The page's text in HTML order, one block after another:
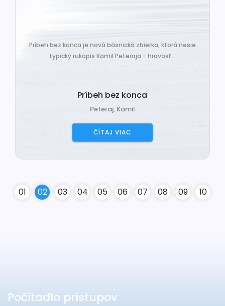
Príbeh bez konca je nová básnická zbierka, ktorá nesie
typický rukopis Kamil Peteraja - hravosť...
Príbeh bez konca
Peteraj, Kamil
ČÍTAJ VIAC
01 02 03 04 05 06 07 08 09 10
Počítadlo prístupov